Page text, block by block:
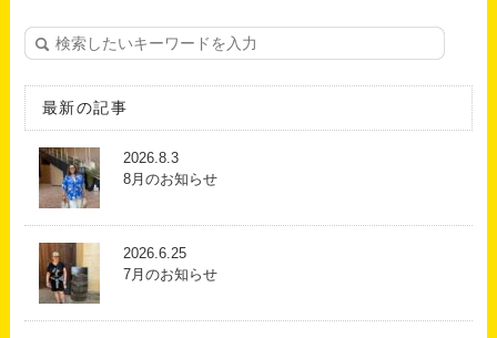
最新の記事
2026.8.3
8月のお知らせ
2026.6.25
7月のお知らせ